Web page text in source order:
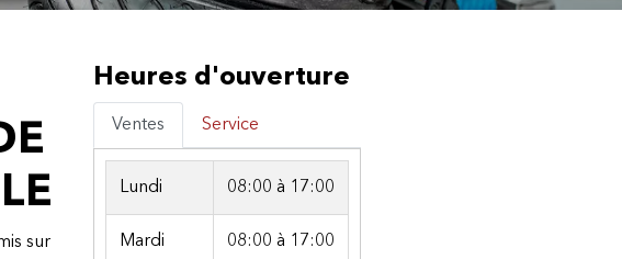
sur
Heures d'ouverture
Ventes Service
Lundi 08:00 à 17:00
Mardi 08:00 à 17:00